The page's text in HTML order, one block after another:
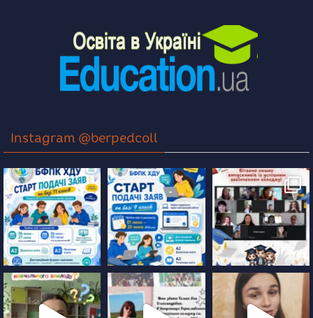
Instagram @berpedcoll